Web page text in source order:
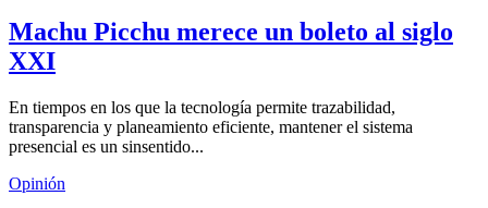
Machu Picchu merece un boleto al siglo
XXI
En tiempos en los que la tecnología permite trazabilidad,
transparencia y planeamiento eficiente, mantener el sistema
presencial es un sinsentido...
Opinión